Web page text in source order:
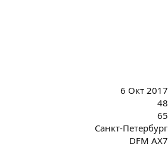
6 Окт 2017
48
65
Санкт-Петербург
DFM AX7